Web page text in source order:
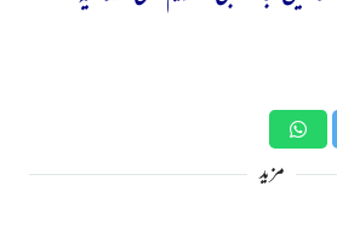
مزید